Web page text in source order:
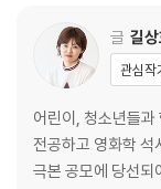
글 길
관심작
어린이, 청소년들과
전공하고 영화학 석
극본 공모에 당선